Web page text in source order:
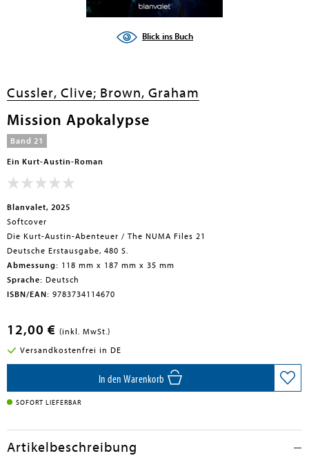
Blick ins Buch
Cussler, Clive; Brown, Graham
Mission Apokalypse
Band 21
Ein Kurt-Austin-Roman
Blanvalet, 2025
Softcover
Die Kurt-Austin-Abenteuer / The NUMA Files 21
Deutsche Erstausgabe, 480 S.
Abmessung: 118 mm x 187 mm x 35 mm
Sprache: Deutsch
ISBN/EAN: 9783734114670
12,00 € (inkl. MwSt.)
Versandkostenfrei in DE
In den Warenkorb
SOFORT LIEFERBAR
Artikelbeschreibung